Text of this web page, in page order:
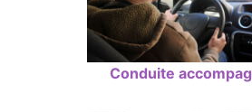
Conduite